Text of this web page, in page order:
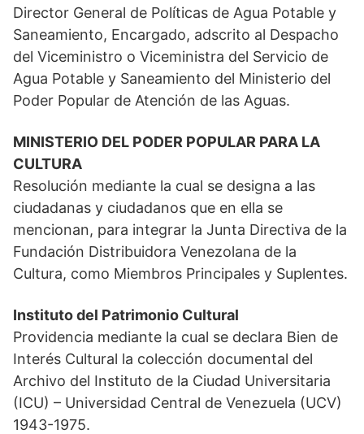
Director General de Políticas de Agua Potable y
Saneamiento, Encargado, adscrito al Despacho
del Viceministro o Viceministra del Servicio de
Agua Potable y Saneamiento del Ministerio del
Poder Popular de Atención de las Aguas.
MINISTERIO DEL PODER POPULAR PARA LA
CULTURA
Resolución mediante la cual se designa a las
ciudadanas y ciudadanos que en ella se
mencionan, para integrar la Junta Directiva de la
Fundación Distribuidora Venezolana de la
Cultura, como Miembros Principales y Suplentes.
Instituto del Patrimonio Cultural
Providencia mediante la cual se declara Bien de
Interés Cultural la colección documental del
Archivo del Instituto de la Ciudad Universitaria
(ICU) – Universidad Central de Venezuela (UCV)
1943-1975.